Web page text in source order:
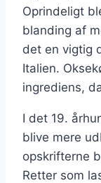
Oprindeligt
blanding af
det en vigtig
Italien.
ingrediens,
I det 19.
blive mere
opskrifterne
Retter som